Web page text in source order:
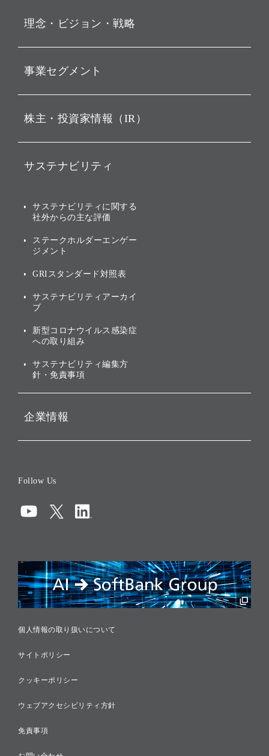
お知らせ
動画配信
理念・ビジョン・戦略
経営理念
ビジョン
戦略
バリュー
ソフトバンクグループの歩
[AI] What dreams are made
事業セグメント
ソフトバンク・ビジョン・
その他
グループ企業一覧
株主・投資家情報（IR）
IRカレンダー
業績・財務
アニュアルレポート
株主・投資家情報（IR）に
サステナビリティ
トップメッセージ
サステナビリティの考え方
ガバナンス
投資先のサステナビリティ
サステナビリティに関する
社外からの主な評価
ステークホルダーエンゲー
ジメント
GRIスタンダード対照表
サステナビリティアーカイ
ブ
新型コロナウイルス感染症
への取り組み
サステナビリティ編集方
針・免責事項
企業情報
コンプライアンス
リスクマネジメント
税務に対する取り組み
採用情報
Follow Us
個人情報の取り扱いについて
サイトポリシー
クッキーポリシー
ウェブアクセシビリティ方針
免責事項